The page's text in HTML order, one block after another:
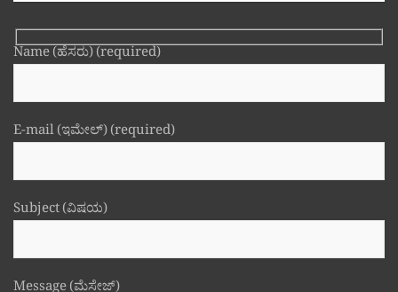
Name (ಹೆಸರು) (required)
E-mail (ಇಮೇಲ್) (required)
Subject (ವಿಷಯ)